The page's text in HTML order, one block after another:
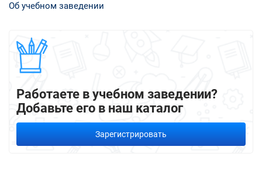
Об учебном заведении
Работаете в учебном заведении?
Добавьте его в наш каталог
Зарегистрировать